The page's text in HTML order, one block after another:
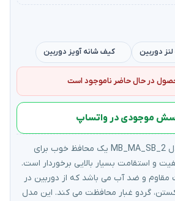
دوربین کیف شانه آویز دوربین
در حال حاضر ناموجود است
موجودی در واتساپ
کیف دوربین مانفرتو مدل MB_MA_SB_2 یک محافظ خوب برای
و استقامت بسیار بالایی برخوردار است.
و ضد آب می باشد که از دوربین در
گردو غبار محافظت می کند. این مدل